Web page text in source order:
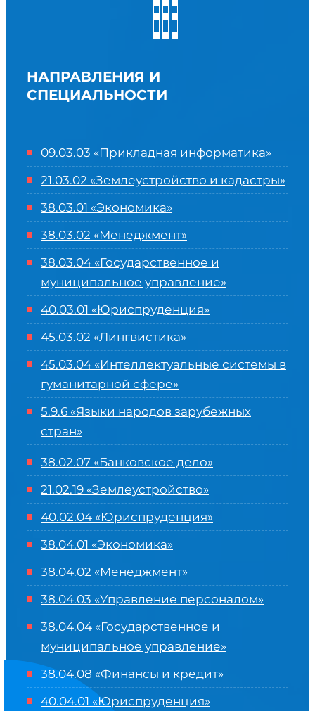
НАПРАВЛЕНИЯ И
СПЕЦИАЛЬНОСТИ
09.03.03 «Прикладная информатика»
21.03.02 «Землеустройство и кадастры»
38.03.01 «Экономика»
38.03.02 «Менеджмент»
38.03.04 «Государственное и
муниципальное управление»
40.03.01 «Юриспруденция»
45.03.02 «Лингвистика»
45.03.04 «Интеллектуальные системы в
гуманитарной сфере»
5.9.6 «Языки народов зарубежных
стран»
38.02.07 «Банковское дело»
21.02.19 «Землеустройство»
40.02.04 «Юриспруденция»
38.04.01 «Экономика»
38.04.02 «Менеджмент»
38.04.03 «Управление персоналом»
38.04.04 «Государственное и
муниципальное управление»
38.04.08 «Финансы и кредит»
40.04.01 «Юриспруденция»